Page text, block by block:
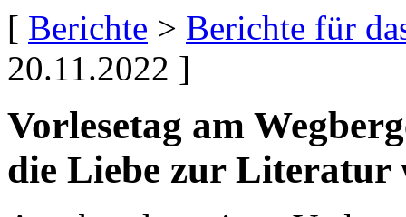
[ Berichte > Berichte für
20.11.2022 ]
Vorlesetag am
die Liebe zur Literatur